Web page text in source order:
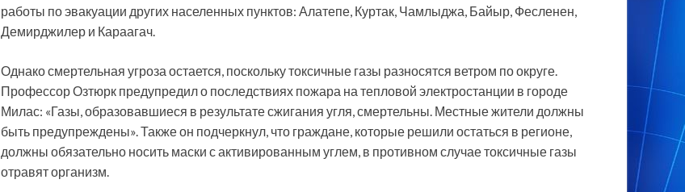
работы по эвакуации других населенных пунктов: Алатепе, Куртак, Чамлыджа, Байыр, Фесленен,
Демирджилер и Караагач.
Однако смертельная угроза остается, поскольку токсичные газы разносятся ветром по округе.
Профессор Озтюрк предупредил о последствиях пожара на тепловой электростанции в городе
Милас: «Газы, образовавшиеся в результате сжигания угля, смертельны. Местные жители должны
быть предупреждены». Также он подчеркнул, что граждане, которые решили остаться в регионе,
должны обязательно носить маски с активированным углем, в противном случае токсичные газы
отравят организм.